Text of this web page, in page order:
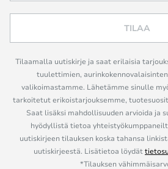
TILAA
Tilaamalla uutiskirje ja saat erilaisia
tuulettimien,
valikoimastamme. Lähetämme sinulle
tarkoitetut erikoistarjouksemme,
Saat lisäksi mahdollisuuden arvioida ja
hyödyllistä tietoa
uutiskirjeen tilauksen koska tahansa
uutiskirjeestä. Lisätietoa löydät
*Tilauksen